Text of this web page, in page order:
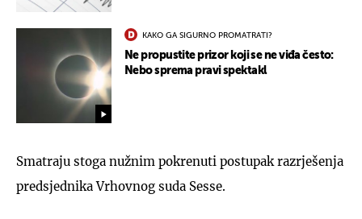
KAKO GA SIGURNO PROMATRATI?
Ne propustite prizor koji se ne viđa često:
Nebo sprema pravi spektakl
Smatraju stoga nužnim pokrenuti postupak razrješenja
predsjednika Vrhovnog suda Sesse.